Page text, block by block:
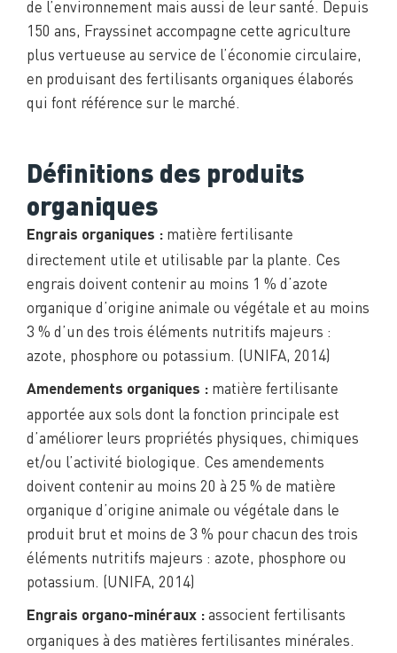
de l’environnement mais aussi de leur santé. Depuis
150 ans, Frayssinet accompagne cette agriculture
plus vertueuse au service de l’économie circulaire,
en produisant des fertilisants organiques élaborés
qui font référence sur le marché.
Définitions des produits
organiques
Engrais organiques : matière fertilisante
directement utile et utilisable par la plante. Ces
engrais doivent contenir au moins 1 % d’azote
organique d’origine animale ou végétale et au moins
3 % d’un des trois éléments nutritifs majeurs :
azote, phosphore ou potassium. (UNIFA, 2014)
Amendements organiques : matière fertilisante
apportée aux sols dont la fonction principale est
d’améliorer leurs propriétés physiques, chimiques
et/ou l’activité biologique. Ces amendements
doivent contenir au moins 20 à 25 % de matière
organique d’origine animale ou végétale dans le
produit brut et moins de 3 % pour chacun des trois
éléments nutritifs majeurs : azote, phosphore ou
potassium. (UNIFA, 2014)
Engrais organo-minéraux : associent fertilisants
organiques à des matières fertilisantes minérales.